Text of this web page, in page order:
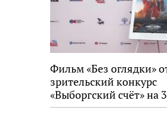
Фильм «Без оглядки»
зрительский конкурс
«Выборгский счёт» на
фестивале «Окно в